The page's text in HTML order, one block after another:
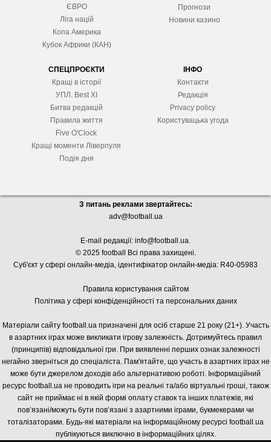
ЄВРО
Ліга націй
Копа Америка
Кубок Африки (КАН)
Прогнози
Новини казино
СПЕЦПРОЄКТИ
Кращі в історії
УПЛ. Best XІ
Битва редакцій
Правила життя
Five O'Clock
Кращі моменти Ліверпуля
Подія дня
ІНФО
Контакти
Редакція
Privacy policy
Користувацька угода
З питань реклами звертайтесь:
adv@football.ua
E-mail редакції: info@football.ua.
© 2025 football Всі права захищені.
Суб'єкт у сфері онлайн-медіа, ідентифікатор онлайн-медіа: R40-05983
Правила користування сайтом
Політика у сфері конфіденційності та персональних даних
Матеріали сайту football.ua призначені для осіб старше 21 року (21+). Участь
в азартних іграх може викликати ігрову залежність. Дотримуйтесь правил
(принципів) відповідальної гри. При виявленні перших ознак залежності
негайно зверніться до спеціаліста. Пам'ятайте, що участь в азартних іграх не
може бути джерелом доходів або альтернативою роботі. Інформаційний
ресурс football.ua не проводить ігри на реальні та/або віртуальні гроші, також
сайт не приймає ні в якій формі оплату ставок та інших платежів, які
пов’язані/можуть бути пов’язані з азартними іграми, букмекерами чи
тоталізаторами. Будь-які матеріали на інформаційному ресурсі football.ua
публікуються виключно в інформаційних цілях.